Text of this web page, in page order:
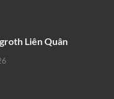
Liên Quân